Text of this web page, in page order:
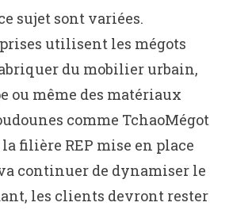
sujet sont variées.
utilisent les mégots
du mobilier urbain,
ou même des matériaux
comme TchaoMégot
filière REP mise en place
continuer de dynamiser le
les clients devront rester